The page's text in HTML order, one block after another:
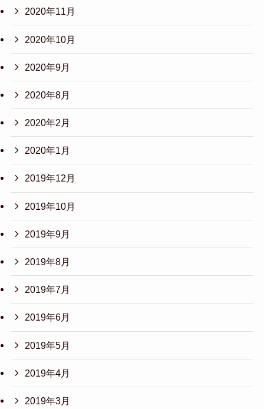
2020年11月
2020年10月
2020年9月
2020年8月
2020年2月
2020年1月
2019年12月
2019年10月
2019年9月
2019年8月
2019年7月
2019年6月
2019年5月
2019年4月
2019年3月